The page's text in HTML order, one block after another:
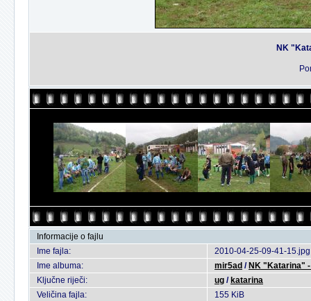
NK
Informacije o fajlu
Ime fajla:
2010-04-25-09-41-15.jpg
Ime albuma:
mir5ad / NK "Katarina"
Ključne riječi:
ug / katarina
Veličina fajla:
155 KiB